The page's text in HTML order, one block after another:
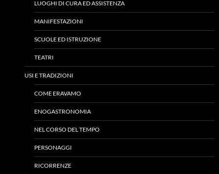
LUOGHI DI CURA ED ASSISTENZA
MANIFESTAZIONI
SCUOLE ED ISTRUZIONE
TEATRI
USI E TRADIZIONI
COME ERAVAMO
ENOGASTRONOMIA
NEL CORSO DEL TEMPO
PERSONAGGI
RICORRENZE